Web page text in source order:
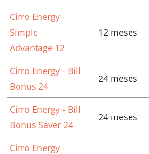
Cirro Energy -
Simple
Advantage 12
12 meses
Cirro Energy - Bill
Bonus 24
24 meses
Cirro Energy - Bill
Bonus Saver 24
24 meses
Cirro Energy -